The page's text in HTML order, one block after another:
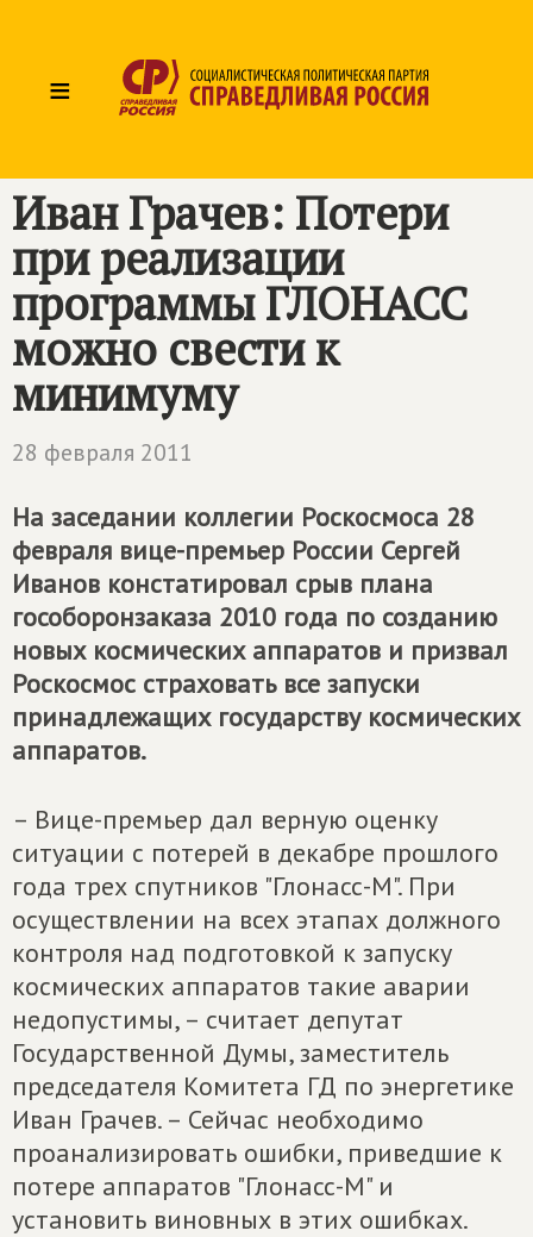
≡
Иван Грачев: Потери
при реализации
программы ГЛОНАСС
можно свести к
минимуму
28 февраля 2011
На заседании коллегии Роскосмоса 28
февраля вице-премьер России Сергей
Иванов констатировал срыв плана
гособоронзаказа 2010 года по созданию
новых космических аппаратов и призвал
Роскосмос страховать все запуски
принадлежащих государству космических
аппаратов.
– Вице-премьер дал верную оценку
ситуации с потерей в декабре прошлого
года трех спутников "Глонасс-М". При
осуществлении на всех этапах должного
контроля над подготовкой к запуску
космических аппаратов такие аварии
недопустимы, – считает депутат
Государственной Думы, заместитель
председателя Комитета ГД по энергетике
Иван Грачев. – Сейчас необходимо
проанализировать ошибки, приведшие к
потере аппаратов "Глонасс-М" и
установить виновных в этих ошибках.